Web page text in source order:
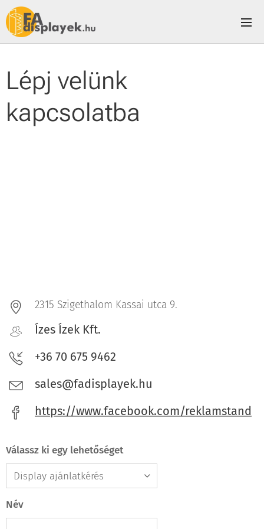
Lépj velünk
kapcsolatba
2315 Szigethalom Kassai utca 9.
Ízes Ízek Kft.
+36 70 675 9462
sales@fadisplayek.hu
https://www.facebook.com/reklamstand
Válassz ki egy lehetőséget
Név